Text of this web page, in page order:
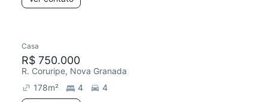
Casa
R$ 750.000
R. Coruripe, Nova Granada
178m² 4
4